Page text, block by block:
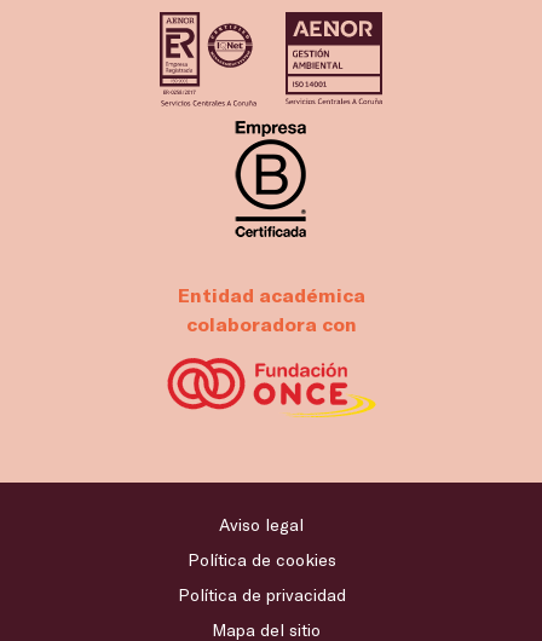
Entidad académica
colaboradora con
Aviso legal
Política de cookies
Política de privacidad
Mapa del sitio